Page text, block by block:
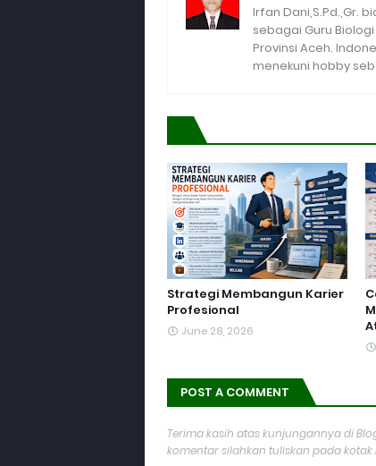
Irfan Dani,S.Pd.,Gr.
sebagai Guru
Provinsi Aceh.
menekuni hobby
Strategi Membangun Karier
Profesional
June 28, 2026
POST A COMMENT
Terima kasih atas kunjungannya di
komentar silahkan tuliskan pada kotak